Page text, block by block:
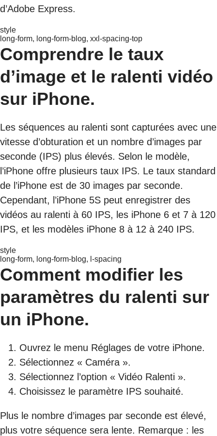
d’Adobe Express.
style
long-form, long-form-blog, xxl-spacing-top
Comprendre le taux
d’image et le ralenti vidéo
sur iPhone.
Les séquences au ralenti sont capturées avec une
vitesse d’obturation et un nombre d’images par
seconde (IPS) plus élevés. Selon le modèle,
l’iPhone offre plusieurs taux IPS. Le taux standard
de l’iPhone est de 30 images par seconde.
Cependant, l’iPhone 5S peut enregistrer des
vidéos au ralenti à 60 IPS, les iPhone 6 et 7 à 120
IPS, et les modèles iPhone 8 à 12 à 240 IPS.
style
long-form, long-form-blog, l-spacing
Comment modifier les
paramètres du ralenti sur
un iPhone.
Ouvrez le menu Réglages de votre iPhone.
Sélectionnez « Caméra ».
Sélectionnez l’option « Vidéo Ralenti ».
Choisissez le paramètre IPS souhaité.
Plus le nombre d’images par seconde est élevé,
plus votre séquence sera lente. Remarque : les